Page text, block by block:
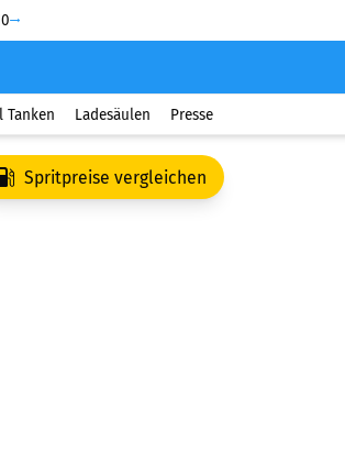
Tanken Ladesäulen Presse
Spritpreise vergleichen